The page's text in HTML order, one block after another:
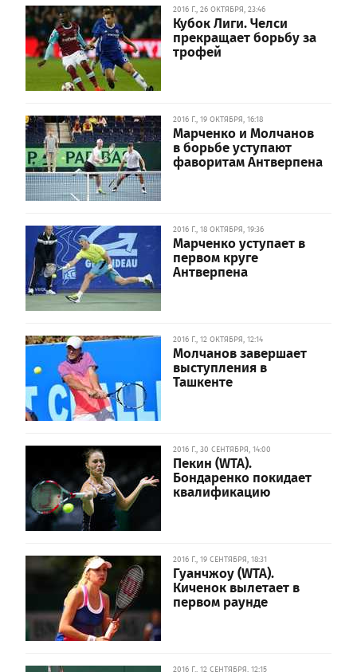
2016 Г., 26 ОКТЯБРЯ, 23:46
Кубок Лиги. Челси
прекращает борьбу за
трофей
2016 Г., 19 ОКТЯБРЯ, 16:18
Марченко и Молчанов
в борьбе уступают
фаворитам Антверпена
2016 Г., 18 ОКТЯБРЯ, 19:36
Марченко уступает в
первом круге
Антверпена
2016 Г., 12 ОКТЯБРЯ, 12:14
Молчанов завершает
выступления в
Ташкенте
2016 Г., 30 СЕНТЯБРЯ, 14:00
Пекин (WTA).
Бондаренко покидает
квалификацию
2016 Г., 19 СЕНТЯБРЯ, 18:31
Гуанчжоу (WTA).
Киченок вылетает в
первом раунде
2016 Г., 12 СЕНТЯБРЯ, 12:15